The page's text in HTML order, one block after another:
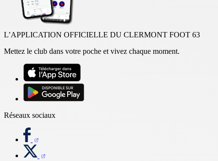
L’APPLICATION OFFICIELLE DU CLERMONT FOOT 63
Mettez le club dans votre poche et vivez chaque moment.
Réseaux sociaux